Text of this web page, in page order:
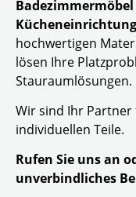
Badezimmermöbel
Kücheneinrichtung
hochwertigen
lösen Ihre
Stauraumlösungen.
Wir sind Ihr
individuellen Teile.
Rufen Sie uns an
unverbindliches